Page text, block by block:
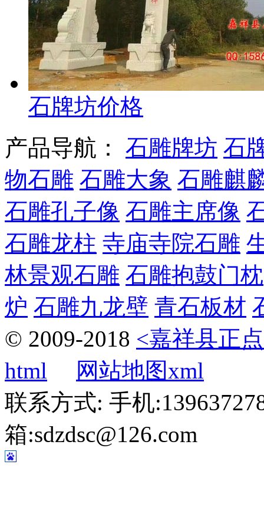
石牌坊价格
产品导航： 石雕牌坊 石
物石雕 石雕大象 石雕麒
石雕孔子像 石雕主席像
石雕龙柱 寺庙寺院石雕
林景观石雕 石雕抱鼓门枕
炉 石雕九龙壁 青石板材
© 2009-2018 <嘉祥县正
html
网站地图xml
联系方式: 手机
箱:sdzdsc@126.com